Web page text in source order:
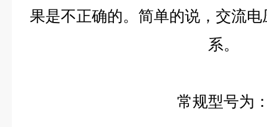
果是不正确的。简单的说，交流
系。
常规型号为